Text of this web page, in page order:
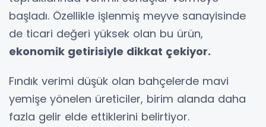
başladı. Özellikle işlenmiş meyve sanayisinde
de ticari değeri yüksek olan bu ürün,
ekonomik getirisiyle dikkat çekiyor.
Fındık verimi düşük olan bahçelerde mavi
yemişe yönelen üreticiler, birim alanda daha
fazla gelir elde ettiklerini belirtiyor.